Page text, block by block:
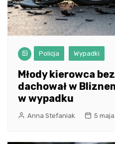
Policja Wypadki
Młody kierowca
dachował w
w wypadku
Anna Stefaniak 5